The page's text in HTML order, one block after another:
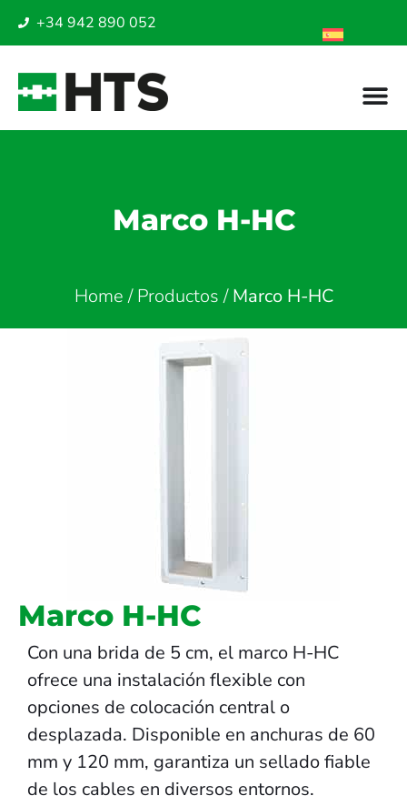
+34 942 890 052
Marco H-HC
Home/Productos/Marco H-HC
Marco H-HC
Con una brida de 5 cm, el marco H-HC
ofrece una instalación flexible con
opciones de colocación central o
desplazada. Disponible en anchuras de 60
mm y 120 mm, garantiza un sellado fiable
de los cables en diversos entornos.